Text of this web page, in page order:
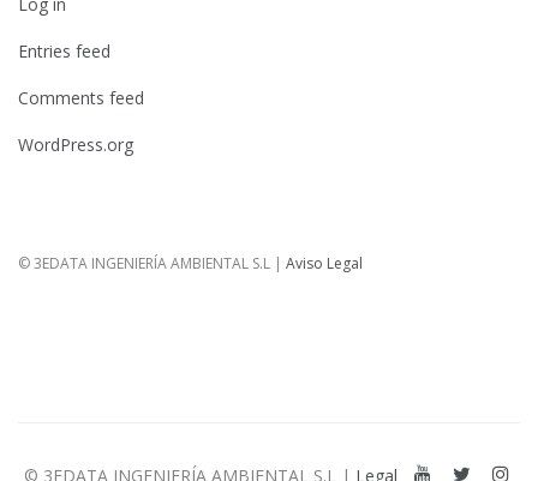
Entries feed
Comments feed
WordPress.org
© 3EDATA INGENIERÍA AMBIENTAL S.L | Aviso Legal
© 3EDATA INGENIERÍA AMBIENTAL S.L | Legal